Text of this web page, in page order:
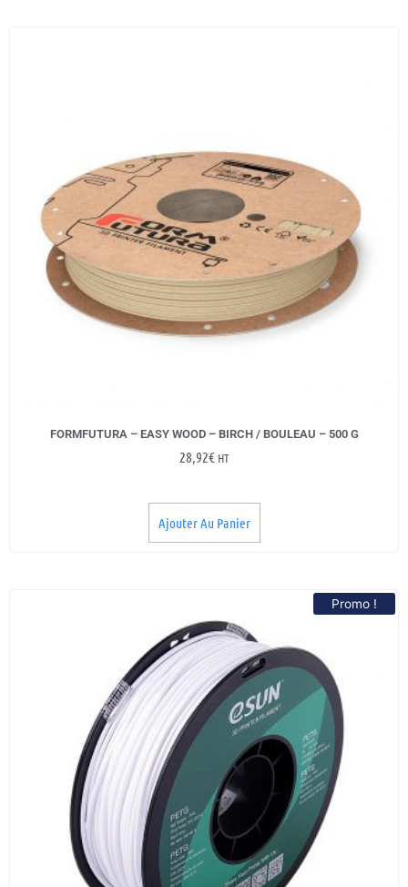
FORMFUTURA – EASY WOOD – BIRCH / BOULEAU – 500 G
28,92€ HT
Ajouter Au Panier
Promo !